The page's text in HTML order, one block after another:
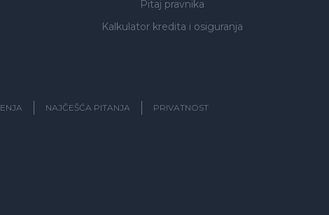
Pitaj pravnika
Kalkulator kredita i osiguranja
NAJČEŠĆA PITANJA PRIVATNOST